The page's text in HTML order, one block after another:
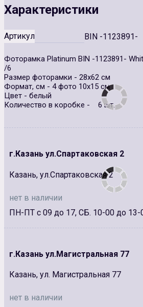
Характеристики
Артикул BIN -1123891-
Фоторамка Platinum BIN -1123891-
/6
Размер фоторамки - 28х62 см
Формат, см - 4 фото 10х15 см
Цвет - белый
Количество в коробке - 6 шт.
г.Казань ул.Спартаковская 2
Казань, ул.Спартаковская 2
нет в наличии
ПН-ПТ с 09 до 17, СБ. 10-00 до
г.Казань ул.Магистральная 77
Казань, ул. Магистральная 77
нет в наличии